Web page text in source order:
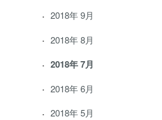
2018年 9月
2018年 8月
2018年 7月
2018年 6月
2018年 5月